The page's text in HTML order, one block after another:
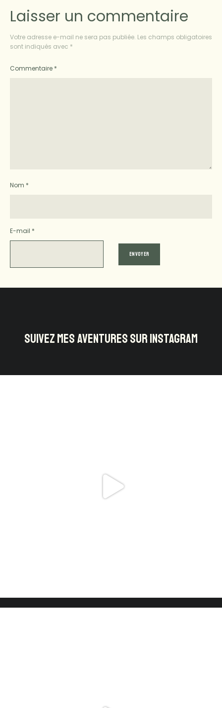
Laisser un commentaire
Votre adresse e-mail ne sera pas publiée. Les champs obligatoires
sont indiqués avec *
Commentaire *
Nom *
E-mail *
SUIVEZ MES AVENTURES SUR INSTAGRAM